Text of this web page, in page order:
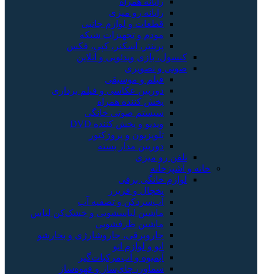
رایانه رو میزی
قطعات و لوازم جانبی
مودم و تجهیزات شبکه
پرینتر، اسکنر، کپی، فکس
کنسول، بازی‌ ویدئویی و آنلاین
صوتی و تصویری
فیلم و موسیقی
دوربین عکاسی و فیلم برداری
پخش کننده همراه
سیستم صوتی خانگی
ویدیو و پخش کننده DVD
تلویزیون و پروژکتور
دوربین مدار بسته
تلفن رو میزی
خانه و آشپزخانه
لوازم خانگی برقی
یخچال و فریزر
آب‌سردکن و تصفیه آب
ماشین لباسشویی و خشک‌کن لباس
ماشین ظرفشویی
جاروبرقی، جاروشارژی و بخارشو
اتو و لوازم اتو
آبمیوه و آب‌مرکبات‌گیر
سماور، چای‌ساز و قهوه‌ساز